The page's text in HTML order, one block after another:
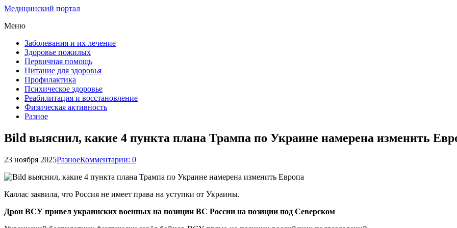
Медицинский портал
Меню
Заболевания и их лечение
Здоровье пожилых
Первичная помощь
Питание для здоровья
Профилактика
Психическое здоровье
Реабилитация и восстановление
Физическая активность
Разное
Bild выяснил, какие 4 пункта плана Трампа по Украине намерена изменить
23 ноября 2025РазноеКомментарии: 0
Каллас заявила, что Россия не имеет права на уступки от Украины.
Дрон ВСУ привел украинских военных на позиции ВС России на позиции под Северском